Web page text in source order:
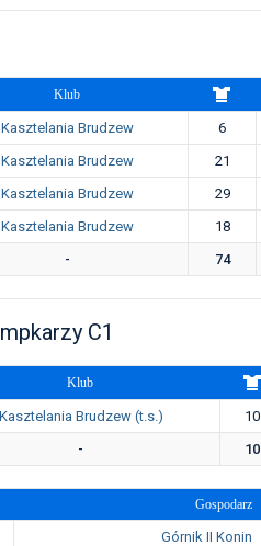
Klub
Kasztelania Brudzew 6
Kasztelania Brudzew 21
Kasztelania Brudzew 29
Kasztelania Brudzew 18
- 74
C1
Klub
Kasztelania Brudzew (t.s.) 10
- 10
Gospodarz
Górnik II Konin